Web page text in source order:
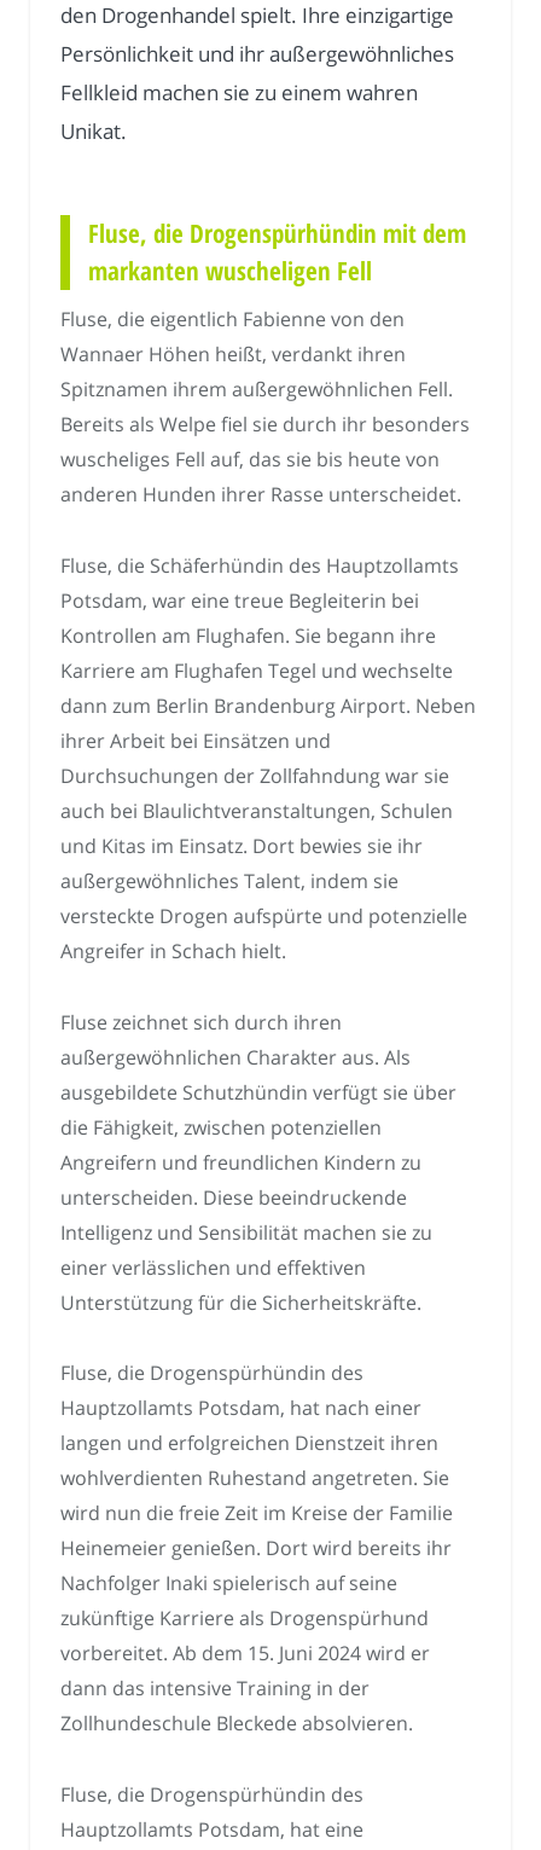
den Drogenhandel spielt. Ihre einzigartige
Persönlichkeit und ihr außergewöhnliches
Fellkleid machen sie zu einem wahren
Unikat.
Fluse, die Drogenspürhündin mit dem
markanten wuscheligen Fell
Fluse, die eigentlich Fabienne von den
Wannaer Höhen heißt, verdankt ihren
Spitznamen ihrem außergewöhnlichen Fell.
Bereits als Welpe fiel sie durch ihr besonders
wuscheliges Fell auf, das sie bis heute von
anderen Hunden ihrer Rasse unterscheidet.
Fluse, die Schäferhündin des Hauptzollamts
Potsdam, war eine treue Begleiterin bei
Kontrollen am Flughafen. Sie begann ihre
Karriere am Flughafen Tegel und wechselte
dann zum Berlin Brandenburg Airport. Neben
ihrer Arbeit bei Einsätzen und
Durchsuchungen der Zollfahndung war sie
auch bei Blaulichtveranstaltungen, Schulen
und Kitas im Einsatz. Dort bewies sie ihr
außergewöhnliches Talent, indem sie
versteckte Drogen aufspürte und potenzielle
Angreifer in Schach hielt.
Fluse zeichnet sich durch ihren
außergewöhnlichen Charakter aus. Als
ausgebildete Schutzhündin verfügt sie über
die Fähigkeit, zwischen potenziellen
Angreifern und freundlichen Kindern zu
unterscheiden. Diese beeindruckende
Intelligenz und Sensibilität machen sie zu
einer verlässlichen und effektiven
Unterstützung für die Sicherheitskräfte.
Fluse, die Drogenspürhündin des
Hauptzollamts Potsdam, hat nach einer
langen und erfolgreichen Dienstzeit ihren
wohlverdienten Ruhestand angetreten. Sie
wird nun die freie Zeit im Kreise der Familie
Heinemeier genießen. Dort wird bereits ihr
Nachfolger Inaki spielerisch auf seine
zukünftige Karriere als Drogenspürhund
vorbereitet. Ab dem 15. Juni 2024 wird er
dann das intensive Training in der
Zollhundeschule Bleckede absolvieren.
Fluse, die Drogenspürhündin des
Hauptzollamts Potsdam, hat eine